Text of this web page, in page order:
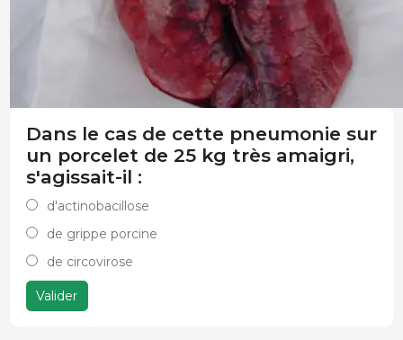
Dans le cas de cette pneumonie sur
un porcelet de 25 kg très amaigri,
s'agissait-il :
d'actinobacillose
de grippe porcine
de circovirose
Valider